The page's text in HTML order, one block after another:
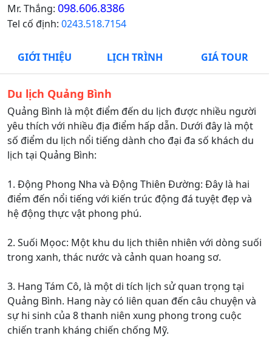
Mr. Thắng: 098.606.8386
Tel cố định: 0243.518.7154
GIỚI THIỆU LỊCH TRÌNH GIÁ TOUR
Du lịch Quảng Bình
Quảng Bình là một điểm đến du lịch được nhiều người
yêu thích với nhiều địa điểm hấp dẫn. Dưới đây là một
số điểm du lịch nổi tiếng dành cho đại đa số khách du
lịch tại Quảng Bình:
1. Động Phong Nha và Động Thiên Đường: Đây là hai
điểm đến nổi tiếng với kiến trúc động đá tuyệt đẹp và
hệ động thực vật phong phú.
2. Suối Mọoc: Một khu du lịch thiên nhiên với dòng suối
trong xanh, thác nước và cảnh quan hoang sơ.
3. Hang Tám Cô, là một di tích lịch sử quan trọng tại
Quảng Bình. Hang này có liên quan đến câu chuyện và
sự hi sinh của 8 thanh niên xung phong trong cuộc
chiến tranh kháng chiến chống Mỹ.